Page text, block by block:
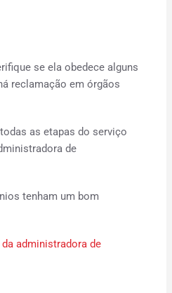
se ela obedece alguns
reclamação em órgãos
as etapas do serviço
de
tenham um bom
da administradora de